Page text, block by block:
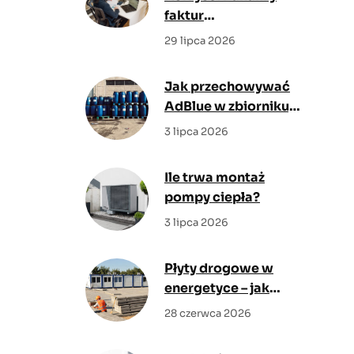
faktur
przedsiębiorstwa
możliwe
oszczędności
29 lipca 2026
Jak przechowywać
AdBlue w zbiorniku,
żeby nie straciło
3 lipca 2026
Ile trwa montaż
pompy ciepła?
3 lipca 2026
Płyty drogowe w
energetyce – jak
zabezpieczyć dojazd
28 czerwca 2026